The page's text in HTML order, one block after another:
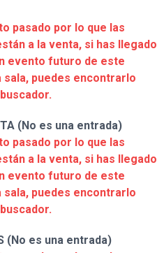
pasado por lo que las
a la venta, si has llegado
evento futuro de este
puedes encontrarlo
(No es una entrada)
pasado por lo que las
a la venta, si has llegado
evento futuro de este
puedes encontrarlo
(No es una entrada)